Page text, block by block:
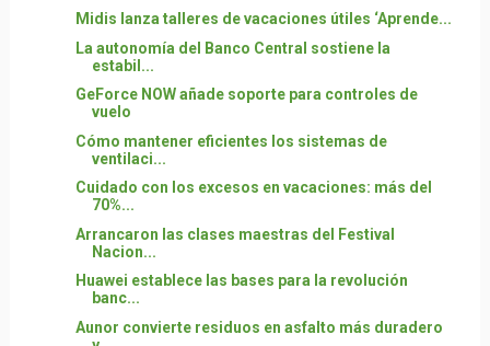
Midis lanza talleres de vacaciones útiles ‘Aprende...
La autonomía del Banco Central sostiene la
estabil...
GeForce NOW añade soporte para controles de
vuelo
Cómo mantener eficientes los sistemas de
ventilaci...
Cuidado con los excesos en vacaciones: más del
70%...
Arrancaron las clases maestras del Festival
Nacion...
Huawei establece las bases para la revolución
banc...
Aunor convierte residuos en asfalto más duradero